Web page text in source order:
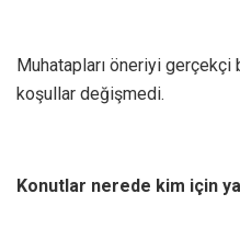
Muhatapları öneriyi gerçekçi
koşullar değişmedi.
Konutlar nerede kim için